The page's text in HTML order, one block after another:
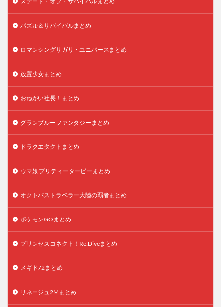
パズル＆サバイバルまとめ
ロマンシングサガリ・ユニバースまとめ
放置少女まとめ
おねがい社長！まとめ
グランブルーファンタジーまとめ
ドラクエタクトまとめ
ウマ娘 プリティーダービーまとめ
オクトパストラベラー大陸の覇者まとめ
ポケモンGOまとめ
プリンセスコネクト！Re:Diveまとめ
メギド72まとめ
リネージュ2Mまとめ